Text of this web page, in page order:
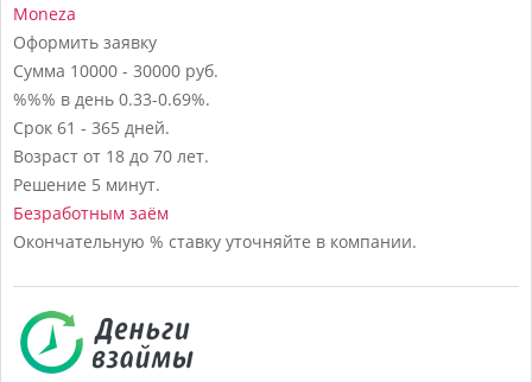
Moneza
Оформить заявку
Сумма 10000 - 30000 руб.
%%% в день 0.33-0.69%.
Срок 61 - 365 дней.
Возраст от 18 до 70 лет.
Решение 5 минут.
Безработным заём
Окончательную % ставку уточняйте в компании.